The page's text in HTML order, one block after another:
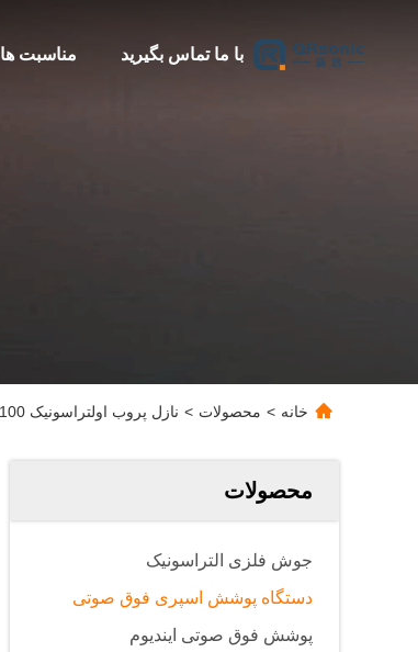
مناسبت ها با ما تماس بگیرید
خانه > محصولات > نازل پروب اولتراسونیک 100 کیلوهرتز برای استخراج رگ خونی با اسپری مستقیم حفره عمیق
محصولات
جوش فلزی التراسونیک
دستگاه پوشش اسپری فوق صوتی
پوشش فوق صوتی ایندیوم